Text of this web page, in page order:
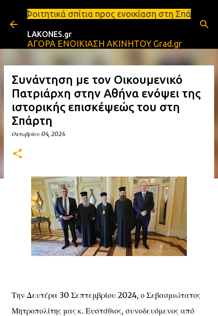
Μετάβαση στο κύριο περιεχόμενο
προς ενοικίαση στη Σπάρτη Ενοικιάσεις
LAKONES.gr
ΑΓΟΡΑ ΕΝΟΙΚΙΑΣΗ ΑΚΙΝΗΤΟΥ Grad.gr
Συνάντηση με τον Οικουμενικό
Πατριάρχη στην Αθήνα ενόψει της
ιστορικής επισκέψεώς του στη
Σπάρτη
Οκτωβρίου 04, 2024
Την Δευτέρα 30 Σεπτεμβρίου 2024, ο Σεβασμιώτατος
Μητροπολίτης μας κ. Ευστάθιος, συνοδευόμενος από